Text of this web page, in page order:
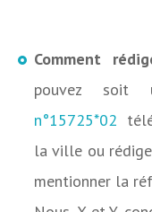
Comment
pouvez soit
n°15725*02
la ville ou
mentionner la